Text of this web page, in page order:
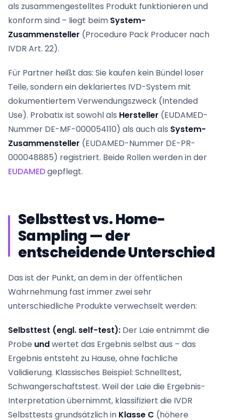
als zusammengestelltes Produkt funktionieren und
konform sind – liegt beim System-
Zusammensteller (Procedure Pack Producer nach
IVDR Art. 22).
Für Partner heißt das: Sie kaufen kein Bündel loser
Teile, sondern ein deklariertes IVD-System mit
dokumentiertem Verwendungszweck (Intended
Use). Probatix ist sowohl als Hersteller (EUDAMED-
Nummer DE-MF-000054110) als auch als System-
Zusammensteller (EUDAMED-Nummer DE-PR-
000048885) registriert. Beide Rollen werden in der
EUDAMEDgepflegt.
Selbsttest vs. Home-
Sampling — der
entscheidende Unterschied
Das ist der Punkt, an dem in der öffentlichen
Wahrnehmung fast immer zwei sehr
unterschiedliche Produkte verwechselt werden:
Selbsttest (engl. self-test): Der Laie entnimmt die
Probe undwertet das Ergebnis selbst aus – das
Ergebnis entsteht zu Hause, ohne fachliche
Validierung. Klassisches Beispiel: Schnelltest,
Schwangerschaftstest. Weil der Laie die Ergebnis-
Interpretation übernimmt, klassifiziert die IVDR
Selbsttests grundsätzlich in Klasse C (höhere